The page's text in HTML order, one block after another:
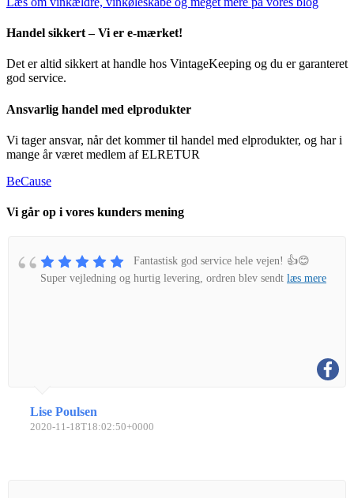
Handel sikkert – Vi er e-mærket!
Det er altid sikkert at handle hos VintageKeeping og du er garanteret
god service.
Ansvarlig handel med elprodukter
Vi tager ansvar, når det kommer til handel med elprodukter, og har i
mange år været medlem af ELRETUR
BeCause
Vi går op i vores kunders mening
Fantastisk god service hele vejen! 👍😊
Super vejledning og hurtig levering, ordren blev sendt læs mere
Lise Poulsen
2020-11-18T18:02:50+0000